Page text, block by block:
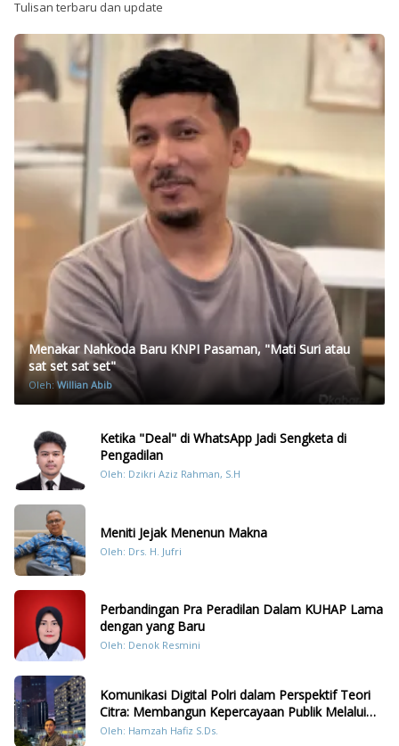
Tulisan terbaru dan update
Menakar Nahkoda Baru KNPI Pasaman, "Mati Suri atau
sat set sat set"
Oleh:Willian Abib
Ketika "Deal" di WhatsApp Jadi Sengketa di
Pengadilan
Oleh: Dzikri Aziz Rahman, S.H
Meniti Jejak Menenun Makna
Oleh: Drs. H. Jufri
Perbandingan Pra Peradilan Dalam KUHAP Lama
dengan yang Baru
Oleh: Denok Resmini
Komunikasi Digital Polri dalam Perspektif Teori
Citra: Membangun Kepercayaan Publik Melalui
Konten Humanis Kesiapsiagaan Bencana di
Oleh: Hamzah Hafiz S.Ds.